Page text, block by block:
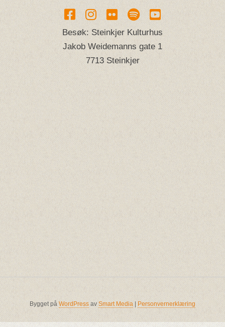
Besøk: Steinkjer Kulturhus
Jakob Weidemanns gate 1
7713 Steinkjer
Bygget på WordPress av Smart Media | Personvernerklæring